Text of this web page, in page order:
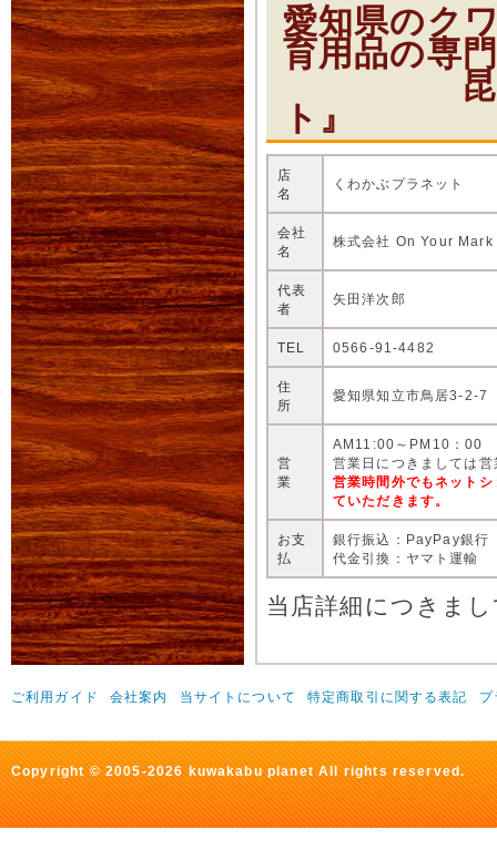
愛知県のク
育用品の専
昆虫シ
ト』
店
名
くわかぶプラネット
会社
名
株式会社 On Your Mark
代表
者
矢田洋次郎
TEL 0566-91-4482
住
所
愛知県知立市鳥居3-2-7
営
業
AM11:00～PM10：00
営業日につきましては
営業時間外でもネット
ていただきます。
お支
払
銀行振込：PayPay銀行
代金引換：ヤマト運輸
当店詳細につきま
ご利用ガイド 会社案内 当サイトについて 特定商取引に関する表記 プ
Copyright © 2005-2026 kuwakabu planet All rights reserved.